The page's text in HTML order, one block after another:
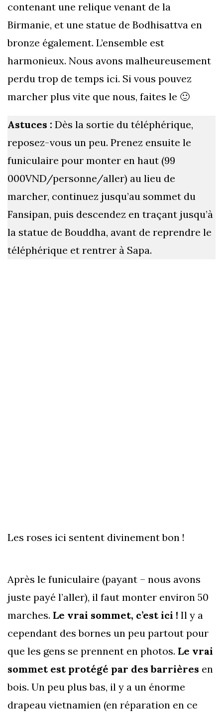
contenant une relique venant de la
Birmanie, et une statue de Bodhisattva en
bronze également. L’ensemble est
harmonieux. Nous avons malheureusement
perdu trop de temps ici. Si vous pouvez
marcher plus vite que nous, faites le 🙂
Astuces : Dès la sortie du téléphérique,
reposez-vous un peu. Prenez ensuite le
funiculaire pour monter en haut (99
000VND/personne/aller) au lieu de
marcher, continuez jusqu’au sommet du
Fansipan, puis descendez en traçant jusqu’à
la statue de Bouddha, avant de reprendre le
téléphérique et rentrer à Sapa.
Les roses ici sentent divinement bon !
Après le funiculaire (payant – nous avons
juste payé l’aller), il faut monter environ 50
marches. Le vrai sommet, c’est ici ! Il y a
cependant des bornes un peu partout pour
que les gens se prennent en photos. Le vrai
sommet est protégé par des barrières en
bois. Un peu plus bas, il y a un énorme
drapeau vietnamien (en réparation en ce